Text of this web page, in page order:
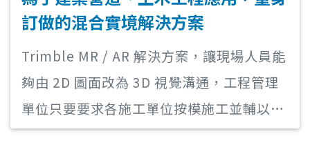
訂做的混合實境解決方案
Trimble MR / AR 解決方案，讓現場人員能
夠由 2D 圖面改為 3D 視覺溝通，工程管理
單位只要要求各施工單位按模施工並輔以設
備檢核，即可減少圖面上溝通問題，避免施